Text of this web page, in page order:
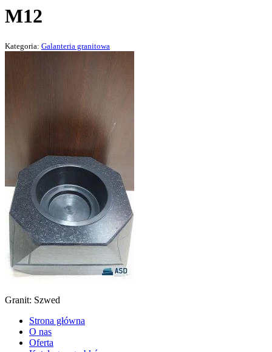
M12
Kategoria: Galanteria granitowa
Granit: Szwed
Strona główna
O nas
Oferta